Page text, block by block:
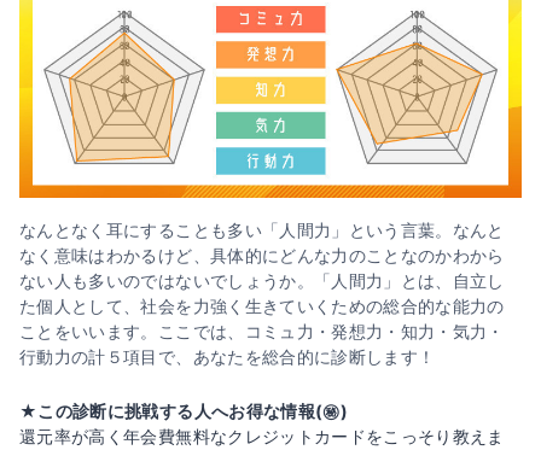
なんとなく耳にすることも多い「人間力」という言葉。なんと
なく意味はわかるけど、具体的にどんな力のことなのかわから
ない人も多いのではないでしょうか。「人間力」とは、自立し
た個人として、社会を力強く生きていくための総合的な能力の
ことをいいます。ここでは、コミュ力・発想力・知力・気力・
行動力の計５項目で、あなたを総合的に診断します！
★この診断に挑戦する人へお得な情報(㊙️)
還元率が高く年会費無料なクレジットカードをこっそり教えま